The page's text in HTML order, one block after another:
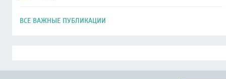
ВСЕ ВАЖНЫЕ ПУБЛИКАЦИИ